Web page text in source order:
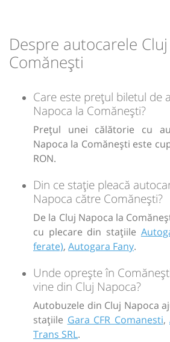
Afiseaza itinerariu
17:35 Comănești Autogara
SRL
Durată:
h35min
200lei
Sursa: Sami Trans SRL| Ultima actualizare:07/
Durată:
7h14min
130lei
Sursa: SDN Rental Solutions SRL | Ultima
Despre autocarele
Comănești
Care este prețul biletul de
Napoca la Comănești?
Prețul unei călătorie cu
Napoca la Comănești este
RON.
Din ce stație pleacă
Napoca către Comănești?
De la Cluj Napoca la
cu plecare din stațiile
ferate), Autogara Fany.
Unde oprește în
vine din Cluj Napoca?
Autobuzele din Cluj Napoca
stațiile Gara CFR Comanesti,
Trans SRL.